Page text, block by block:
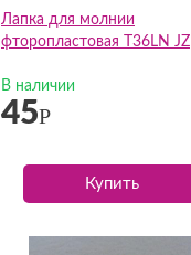
Лапка для молнии
фторопластовая T36LN JZ
В наличии
45Р
Купить